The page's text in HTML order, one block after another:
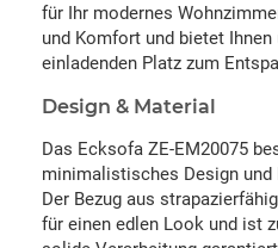
für Ihr modernes
und Komfort und bietet Ihnen
einladenden Platz zum
Design & Material
Das Ecksofa ZE-EM20075
minimalistisches Design
Der Bezug aus
für einen edlen Look und ist